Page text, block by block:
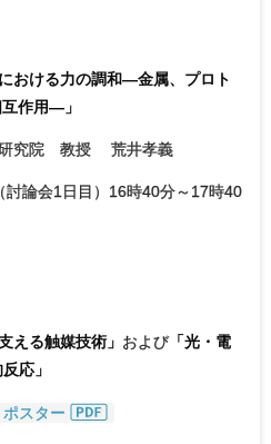
おける力の調和―金属、プロト
作用―」
研究院 教授 荒井孝義
（討論会1日目）16時40分～17時40
える触媒技術」 および「光・電
応」
ポスター